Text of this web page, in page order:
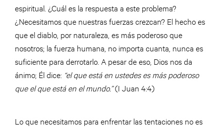
espiritual. ¿Cuál es la respuesta a este problema?
¿Necesitamos que nuestras fuerzas crezcan? El hecho es
que el diablo, por naturaleza, es más poderoso que
nosotros; la fuerza humana, no importa cuanta, nunca es
suficiente para derrotarlo. A pesar de eso, Dios nos da
ánimo; Él dice: “el que está en ustedes es más poderoso
que el que está en el mundo.”(I Juan 4:4)
Lo que necesitamos para enfrentar las tentaciones no es